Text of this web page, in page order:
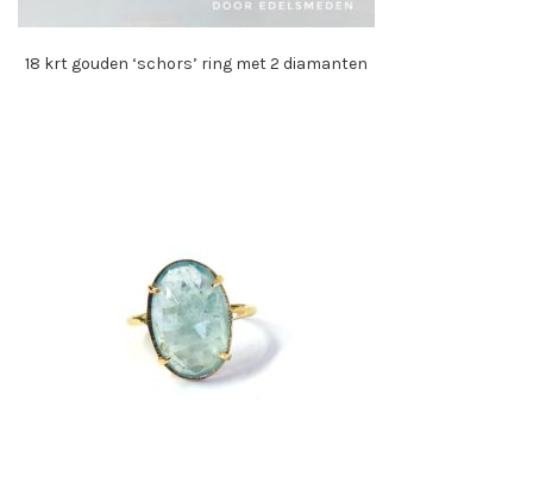
18 krt gouden ‘schors’ ring met 2 diamanten